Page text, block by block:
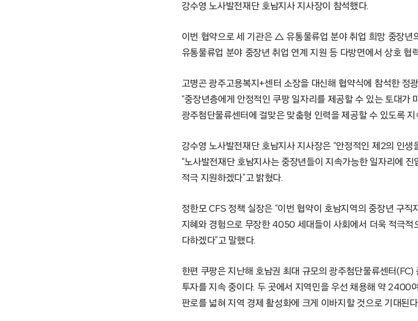
강수영 노사발전재단 호남지사 지사장이 참석했다.
이번 협약으로 세 기관은 △ 유통물류업 분야 취업 희망 중장
유통물류업 분야 중장년 취업 연계 지원 등 다방면에서 상호 협
고병곤 광주고용복지+센터 소장을 대신해 협약식에 참석한 정
“중장년층에게 안정적인 쿠팡 일자리를 제공할 수 있는 토대가
광주첨단물류센터에 걸맞은 맞춤형 인력을 제공할 수 있도록 지
강수영 노사발전재단 호남지사 지사장은 “안정적인 제2의 인
“노사발전재단 호남지사는 중장년들이 지속가능한 일자리에
적극 지원하겠다”고 밝혔다.
정한모 CFS 정책 실장은 “이번 협약이 호남지역의 중장년 구
지혜와 경험으로 무장한 4050 세대들이 사회에서 더욱 적극
다하겠다”고 말했다.
한편 쿠팡은 지난해 호남권 최대 규모의 광주첨단물류센터
투자를 지속 중이다. 두 곳에서 지역민을 우선 채용해 약 2400
판로를 넓혀 지역 경제 활성화에 크게 이바지할 것으로 기대된